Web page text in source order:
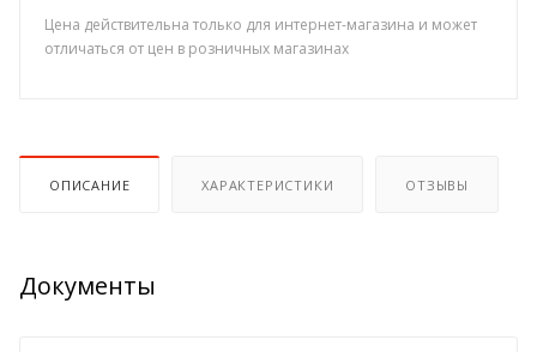
Цена действительна только для интернет-магазина и может
отличаться от цен в розничных магазинах
ОПИСАНИЕ ХАРАКТЕРИСТИКИ ОТЗЫВЫ
Документы